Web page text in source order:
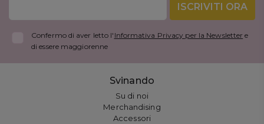
ISCRIVITI ORA
Confermo di aver letto l' Informativa Privacy per la Newsletter e
di essere maggiorenne
Svinando
Su di noi
Merchandising
Accessori